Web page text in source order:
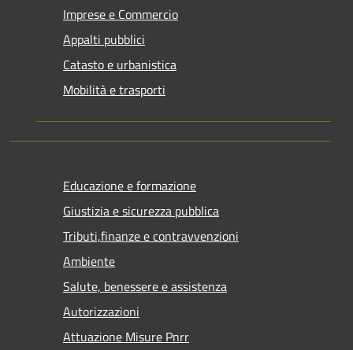
Imprese e Commercio
Appalti pubblici
Catasto e urbanistica
Mobilità e trasporti
Educazione e formazione
Giustizia e sicurezza pubblica
Tributi,finanze e contravvenzioni
Ambiente
Salute, benessere e assistenza
Autorizzazioni
Attuazione Misure Pnrr